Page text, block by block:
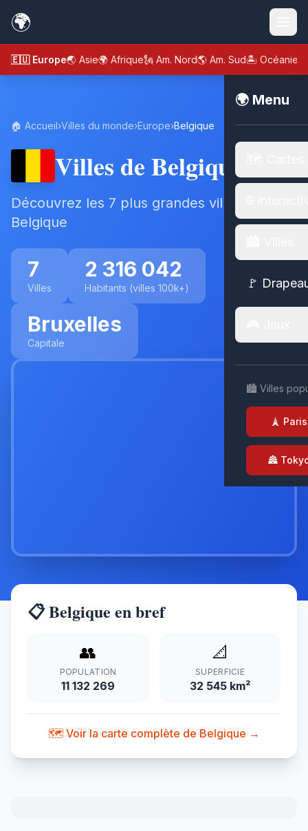
🌍
🇪🇺 Europe🌏 Asie🌍 Afrique🗽 Am. Nord🌎 Am. Sud🏝️ Océanie
🌍 Menu
🚩
🏙️ Villes
🗼 Paris
🏯
🏠 Accueil›Villes du monde›Europe›Belgique
Villes de Belgique
Découvrez les 7 plus grandes villes de
Belgique
7
Villes
2 316 042
Habitants (villes 100k+)
Bruxelles
Capitale
📋 Belgique en bref
👥
POPULATION
11 132 269
📐
SUPERFICIE
32 545 km²
🗺️ Voir la carte complète de Belgique →